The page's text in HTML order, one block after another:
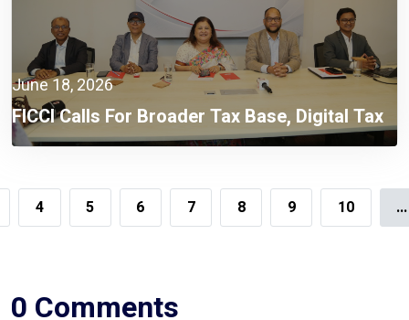
June 18, 2026
FICCI Calls For Broader Tax Base, Digital Tax
Administration, And Competitive Investment
4 5 6 7 8 9 10 ...
0 Comments